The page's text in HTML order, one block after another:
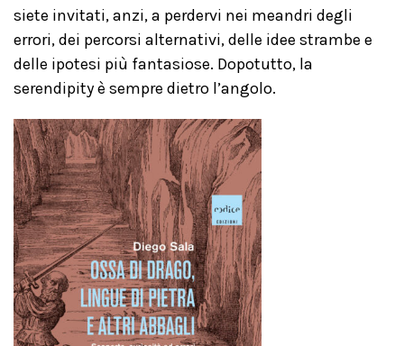
siete invitati, anzi, a perdervi nei meandri degli
errori, dei percorsi alternativi, delle idee strambe e
delle ipotesi più fantasiose. Dopotutto, la
serendipity è sempre dietro l’angolo.